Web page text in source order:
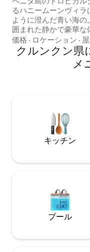
るハニームーンヴィ
ように澄んだ青い海
囲まれた静かで豪華な
す。海の景色と追加の
のおかげで、コンテ
カップルに人気です。 予約がすでに埋ま
っている場合は、
ビュー ラバーズバスタ
きなプール ダイヤモ
朝食（無料） 客室内の
価格 · ロケーション ·
クルンクン県
メ
キッチン
プール